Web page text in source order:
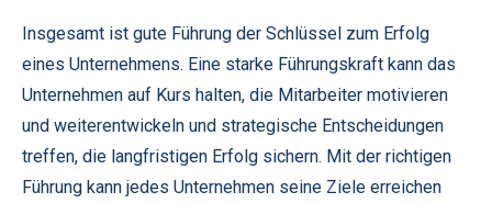
Insgesamt ist gute Führung der Schlüssel zum Erfolg
eines Unternehmens. Eine starke Führungskraft kann das
Unternehmen auf Kurs halten, die Mitarbeiter motivieren
und weiterentwickeln und strategische Entscheidungen
treffen, die langfristigen Erfolg sichern. Mit der richtigen
Führung kann jedes Unternehmen seine Ziele erreichen